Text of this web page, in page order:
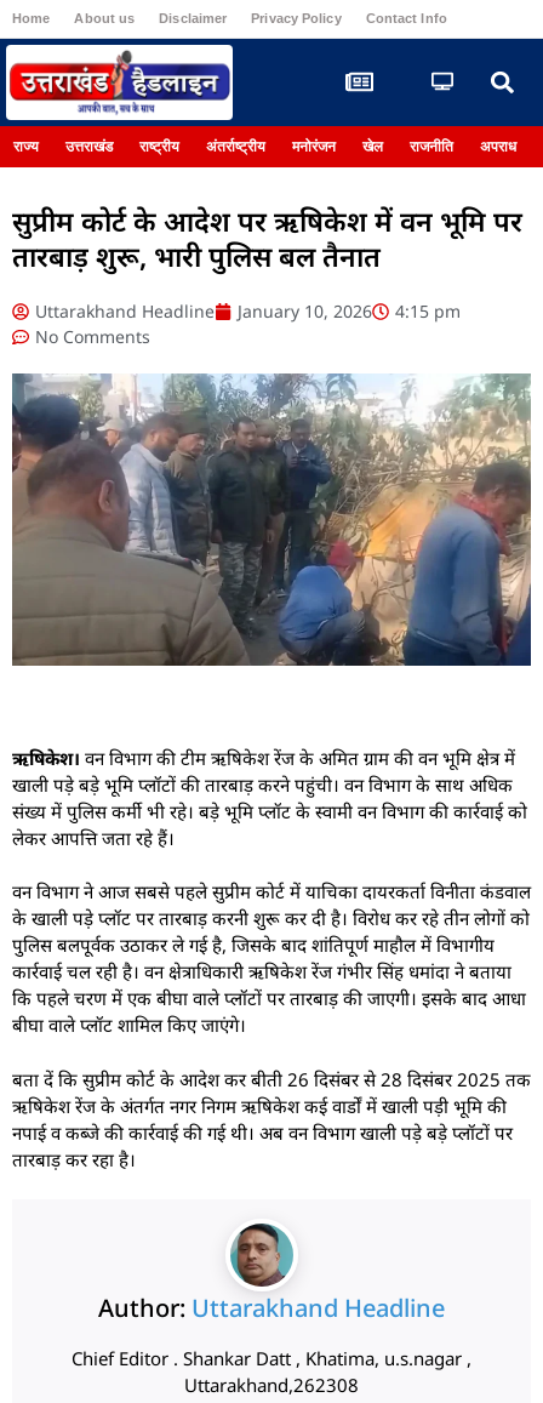
Home About us Disclaimer Privacy Policy Contact Info
राज्य उत्तराखंड राष्ट्रीय अंतर्राष्ट्रीय मनोरंजन खेल राजनीति अपराध
सुप्रीम कोर्ट के आदेश पर ऋषिकेश में वन भूमि पर
तारबाड़ शुरू, भारी पुलिस बल तैनात
Uttarakhand Headline January 10, 2026
4:15 pm
No Comments
ऋषिकेश। वन विभाग की टीम ऋषिकेश रेंज के अमित ग्राम की वन भूमि क्षेत्र में
खाली पड़े बड़े भूमि प्लॉटों की तारबाड़ करने पहुंची। वन विभाग के साथ अधिक
संख्य में पुलिस कर्मी भी रहे। बड़े भूमि प्लॉट के स्वामी वन विभाग की कार्रवाई को
लेकर आपत्ति जता रहे हैं।
वन विभाग ने आज सबसे पहले सुप्रीम कोर्ट में याचिका दायरकर्ता विनीता कंडवाल
के खाली पड़े प्लॉट पर तारबाड़ करनी शुरू कर दी है। विरोध कर रहे तीन लोगों को
पुलिस बलपूर्वक उठाकर ले गई है, जिसके बाद शांतिपूर्ण माहौल में विभागीय
कार्रवाई चल रही है। वन क्षेत्राधिकारी ऋषिकेश रेंज गंभीर सिंह धमांदा ने बताया
कि पहले चरण में एक बीघा वाले प्लॉटों पर तारबाड़ की जाएगी। इसके बाद आधा
बीघा वाले प्लॉट शामिल किए जाएंगे।
बता दें कि सुप्रीम कोर्ट के आदेश कर बीती 26 दिसंबर से 28 दिसंबर 2025 तक
ऋषिकेश रेंज के अंतर्गत नगर निगम ऋषिकेश कई वार्डों में खाली पड़ी भूमि की
नपाई व कब्जे की कार्रवाई की गई थी। अब वन विभाग खाली पड़े बड़े प्लॉटों पर
तारबाड़ कर रहा है।
Author: Uttarakhand Headline
Chief Editor . Shankar Datt , Khatima, u.s.nagar ,
Uttarakhand,262308